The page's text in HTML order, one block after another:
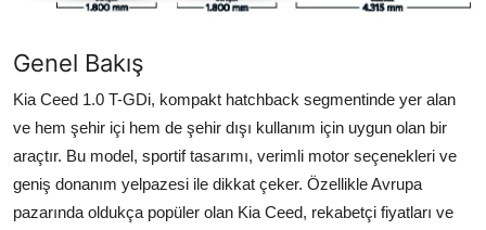
Genel Bakış
Kia Ceed 1.0 T-GDi, kompakt hatchback segmentinde yer alan
ve hem şehir içi hem de şehir dışı kullanım için uygun olan bir
araçtır. Bu model, sportif tasarımı, verimli motor seçenekleri ve
geniş donanım yelpazesi ile dikkat çeker. Özellikle Avrupa
pazarında oldukça popüler olan Kia Ceed, rekabetçi fiyatları ve